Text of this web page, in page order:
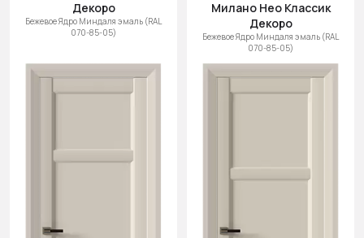
Декоро
Бежевое Ядро Миндаля эмаль (RAL
070-85-05)
Милано Нео Классик
Декоро
Бежевое Ядро Миндаля эмаль (RAL
070-85-05)